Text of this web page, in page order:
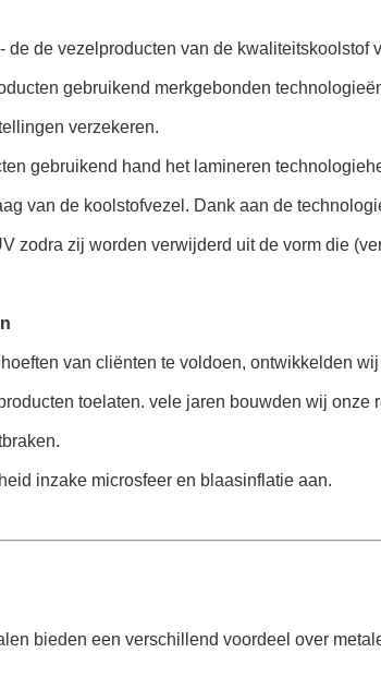
de de vezelproducten van de kwaliteitskoolstof
gebruikend merkgebonden
verzekeren.
gebruikend hand het lamineren
van de koolstofvezel. Dank aan de
zodra zij worden verwijderd uit de vorm die
van cliënten te voldoen, ontwikkelden
toelaten. vele jaren bouwden wij onze
inzake microsfeer en blaasinflatie aan.
bieden een verschillend voordeel over